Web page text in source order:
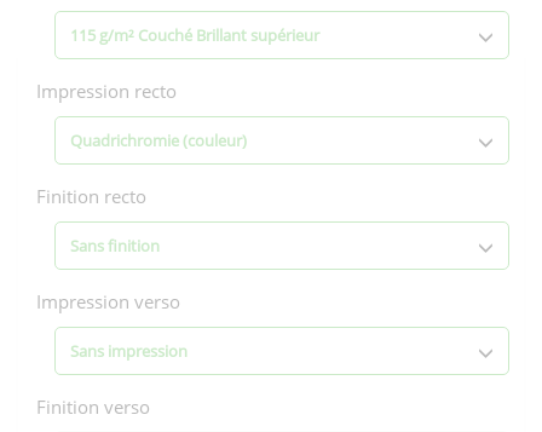
115 g/m² Couché Brillant supérieur
Impression recto
Quadrichromie (couleur)
Finition recto
Sans finition
Impression verso
Sans impression
Finition verso